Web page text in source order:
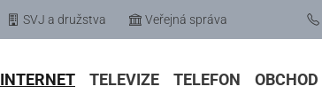
SVJ a družstva Veřejná správa
INTERNET TELEVIZE TELEFON OBCHOD